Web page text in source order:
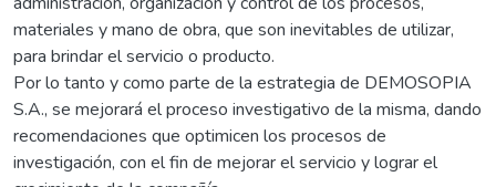
materiales y mano de obra, que son inevitables de utilizar,
para brindar el servicio o producto.
Por lo tanto y como parte de la estrategia de DEMOSOPIA
S.A., se mejorará el proceso investigativo de la misma, dando
recomendaciones que optimicen los procesos de
investigación, con el fin de mejorar el servicio y lograr el